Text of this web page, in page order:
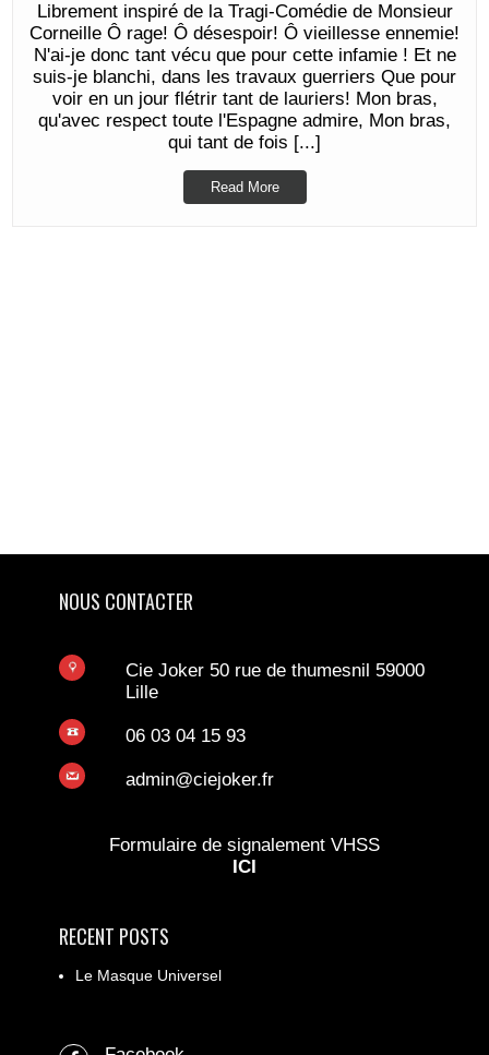
Librement inspiré de la Tragi-Comédie de Monsieur
Corneille Ô rage! Ô désespoir! Ô vieillesse ennemie!
N'ai-je donc tant vécu que pour cette infamie ! Et ne
suis-je blanchi, dans les travaux guerriers Que pour
voir en un jour flétrir tant de lauriers! Mon bras,
qu'avec respect toute l'Espagne admire, Mon bras,
qui tant de fois [...]
Read More
NOUS CONTACTER
Cie Joker 50 rue de thumesnil 59000
Lille
06 03 04 15 93
admin@ciejoker.fr
Formulaire de signalement VHSS
ICI
RECENT POSTS
Le Masque Universel